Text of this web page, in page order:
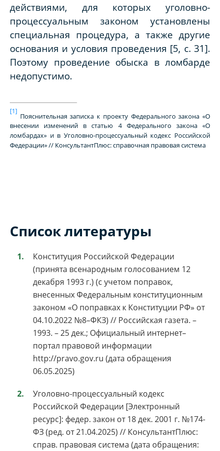
действиями, для которых уголовно-
процессуальным законом установлены
специальная процедура, а также другие
основания и условия проведения [5, с. 31].
Поэтому проведение обыска в ломбарде
недопустимо.
[1]
Пояснительная записка к проекту Федерального закона «О
внесении изменений в статью 4 Федерального закона «О
ломбардах» и в Уголовно-процессуальный кодекс Российской
Федерации» // КонсультантПлюс: справочная правовая система
Список литературы
Конституция Российской Федерации
(принята всенародным голосованием 12
декабря 1993 г.) (с учетом поправок,
внесенных Федеральным конституционным
законом «О поправках к Конституции РФ» от
04.10.2022 №8–ФКЗ) // Российская газета. –
1993. – 25 дек.; Официальный интернет–
портал правовой информации
http://pravo.gov.ru (дата обращения
06.05.2025)
Уголовно-процессуальный кодекс
Российской Федерации [Электронный
ресурс]: федер. закон от 18 дек. 2001 г. №174-
ФЗ (ред. от 21.04.2025) // КонсультантПлюс:
справ. правовая система (дата обращения: